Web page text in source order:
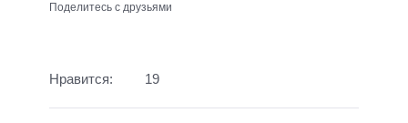
Поделитесь с друзьями
Нравится: 19